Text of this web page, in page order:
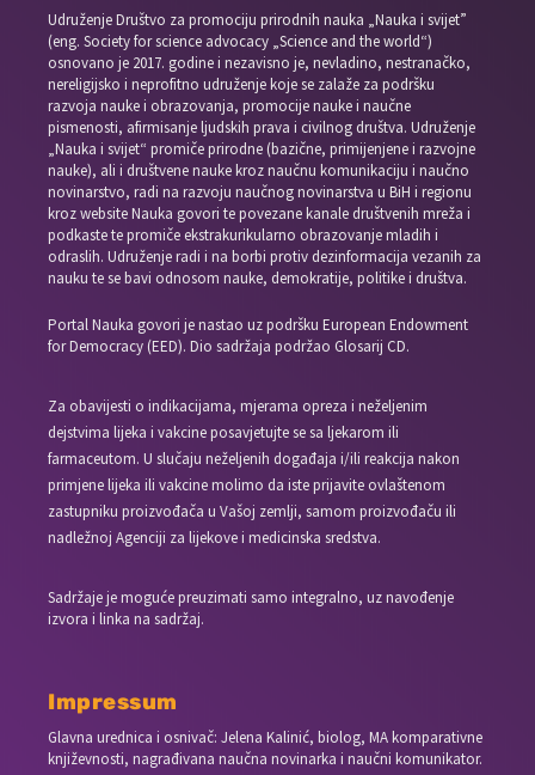
Udruženje Društvo za promociju prirodnih nauka „Nauka i svijet”
(eng. Society for science advocacy „Science and the world“)
osnovano je 2017. godine i nezavisno je, nevladino, nestranačko,
nereligijsko i neprofitno udruženje koje se zalaže za podršku
razvoja nauke i obrazovanja, promocije nauke i naučne
pismenosti, afirmisanje ljudskih prava i civilnog društva. Udruženje
„Nauka i svijet“ promiče prirodne (bazične, primijenjene i razvojne
nauke), ali i društvene nauke kroz naučnu komunikaciju i naučno
novinarstvo, radi na razvoju naučnog novinarstva u BiH i regionu
kroz website Nauka govori te povezane kanale društvenih mreža i
podkaste te promiče ekstrakurikularno obrazovanje mladih i
odraslih. Udruženje radi i na borbi protiv dezinformacija vezanih za
nauku te se bavi odnosom nauke, demokratije, politike i društva.
Portal Nauka govori je nastao uz podršku European Endowment
for Democracy (EED). Dio sadržaja podržao Glosarij CD.
Za obavijesti o indikacijama, mjerama opreza i neželjenim
dejstvima lijeka i vakcine posavjetujte se sa ljekarom ili
farmaceutom. U slučaju neželjenih događaja i/ili reakcija nakon
primjene lijeka ili vakcine molimo da iste prijavite ovlaštenom
zastupniku proizvođača u Vašoj zemlji, samom proizvođaču ili
nadležnoj Agenciji za lijekove i medicinska sredstva.
Sadržaje je moguće preuzimati samo integralno, uz navođenje
izvora i linka na sadržaj.
Impressum
Glavna urednica i osnivač: Jelena Kalinić, biolog, MA komparativne
književnosti, nagrađivana naučna novinarka i naučni komunikator.